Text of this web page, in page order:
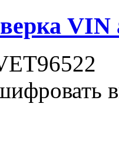
VIN